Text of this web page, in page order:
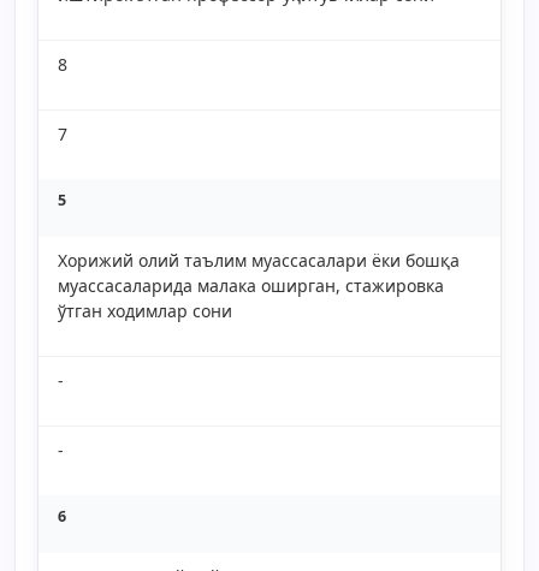
8
7
5
Хорижий олий таълим муассасалари ёки бошқа
муассасаларида малака оширган, стажировка
ўтган ходимлар сони
-
-
6